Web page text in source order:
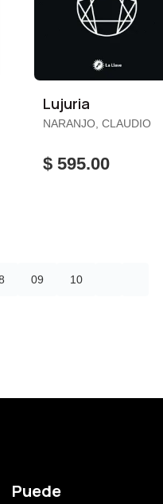
Lujuria
NARANJO, CLAUDIO
$ 595.00
09 10
Puede